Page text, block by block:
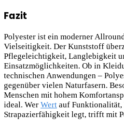
Fazit
Polyester ist ein moderner
Vielseitigkeit. Der Kunststoff
Pflegeleichtigkeit, Langlebigkeit
Einsatzmöglichkeiten. Ob in
technischen Anwendungen –
gegenüber vielen Naturfasern.
Menschen mit hohem
ideal. Wer Wert auf Funktionalität,
Strapazierfähigkeit legt, trifft mit